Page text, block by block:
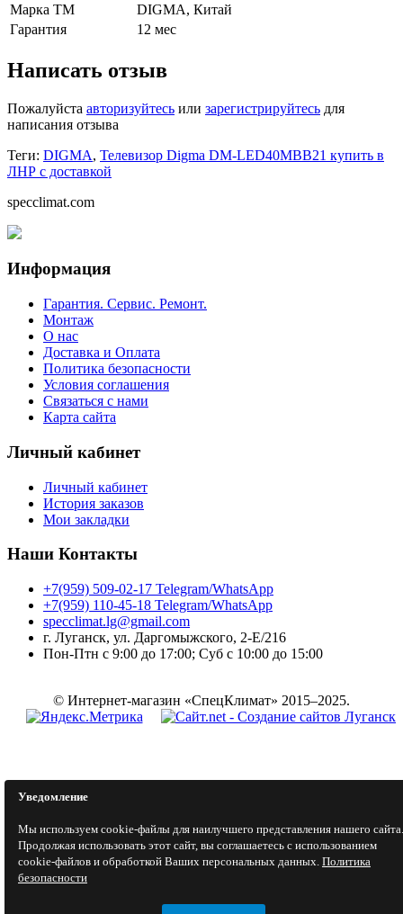
Марка ТМ
DIGMA, Китай
Гарантия
12 мес
Написать отзыв
Пожалуйста авторизуйтесь или зарегистрируйтесь для
написания отзыва
Теги: DIGMA, Телевизор Digma DM-LED40MBB21 купить в
ЛНР с доставкой
specclimat.com
Информация
Гарантия. Сервис. Ремонт.
Монтаж
О нас
Доставка и Оплата
Политика безопасности
Условия соглашения
Связаться с нами
Карта сайта
Личный кабинет
Личный кабинет
История заказов
Мои закладки
Наши Контакты
+7(959) 509-02-17 Telegram/WhatsApp
+7(959) 110-45-18 Telegram/WhatsApp
specclimat.lg@gmail.com
г. Луганск, ул. Даргомыжского, 2-Е/216
Пон-Птн с 9:00 до 17:00; Суб с 10:00 до 15:00
© Интернет-магазин «СпецКлимат» 2015–2025.
Уведомление
Мы используем cookie-файлы для наилучшего представления нашего сайта.
Продолжая использовать этот сайт, вы соглашаетесь с использованием
cookie-файлов и обработкой Ваших персональных данных. Политика
безопасности